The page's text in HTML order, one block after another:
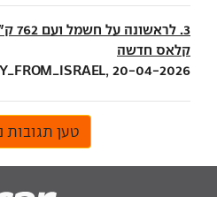
קלאס חדשה
20-04-2026
טען תגובות